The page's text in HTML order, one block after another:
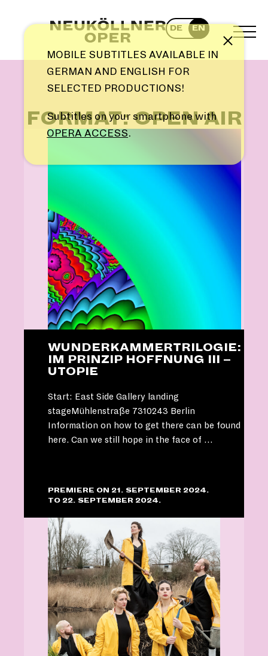
content
DE
EN
FORMAT: OPEN AIR
WUNDERKAMMERTRILOGIE:
IM PRINZIP HOFFNUNG III –
UTOPIE
Start: East Side Gallery landing
stageMühlenstraße 7310243 Berlin
Information on how to get there can be found
here. Can we still hope in the face of …
PREMIERE ON 21. SEPTEMBER 2024.
TO 22. SEPTEMBER 2024.
Note
MOBILE SUBTITLES AVAILABLE IN
GERMAN AND ENGLISH FOR
SELECTED PRODUCTIONS!
Subtitles on your smartphone with
OPERA ACCESS.